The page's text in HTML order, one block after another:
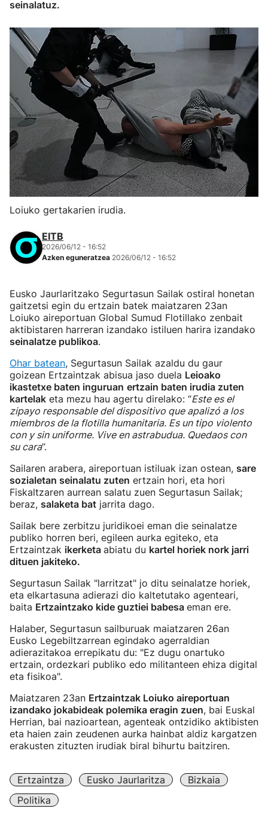
seinalatuz.
Loiuko gertakarien irudia.
EITB
2026/06/12 - 16:52
Azken eguneratzea 2026/06/12 - 16:52
Eusko Jaurlaritzako Segurtasun Sailak ostiral honetan
gaitzetsi egin du ertzain batek maiatzaren 23an
Loiuko aireportuan Global Sumud Flotillako zenbait
aktibistaren harreran izandako istiluen harira izandako
seinalatze publikoa.
Ohar batean, Segurtasun Sailak azaldu du gaur
goizean Ertzaintzak abisua jaso duela Leioako
ikastetxe baten inguruan ertzain baten irudia zuten
kartelak eta mezu hau agertu direlako: “Este es el
zipayo responsable del dispositivo que apalizó a los
miembros de la flotilla humanitaria. Es un tipo violento
con y sin uniforme. Vive en astrabudua. Quedaos con
su cara”.
Sailaren arabera, aireportuan istiluak izan ostean, sare
sozialetan seinalatu zuten ertzain hori, eta hori
Fiskaltzaren aurrean salatu zuen Segurtasun Sailak;
beraz, salaketa bat jarrita dago.
Sailak bere zerbitzu juridikoei eman die seinalatze
publiko horren beri, egileen aurka egiteko, eta
Ertzaintzak ikerketa abiatu du kartel horiek nork jarri
dituen jakiteko.
Segurtasun Sailak "larritzat" jo ditu seinalatze horiek,
eta elkartasuna adierazi dio kaltetutako agenteari,
baita Ertzaintzako kide guztiei babesa eman ere.
Halaber, Segurtasun sailburuak maiatzaren 26an
Eusko Legebiltzarrean egindako agerraldian
adierazitakoa errepikatu du: "Ez dugu onartuko
ertzain, ordezkari publiko edo militanteen ehiza digital
eta fisikoa".
Maiatzaren 23an Ertzaintzak Loiuko aireportuan
izandako jokabideak polemika eragin zuen, bai Euskal
Herrian, bai nazioartean, agenteak ontzidiko aktibisten
eta haien zain zeudenen aurka hainbat aldiz kargatzen
erakusten zituzten irudiak biral bihurtu baitziren.
Ertzaintza Eusko Jaurlaritza
Bizkaia
Politika